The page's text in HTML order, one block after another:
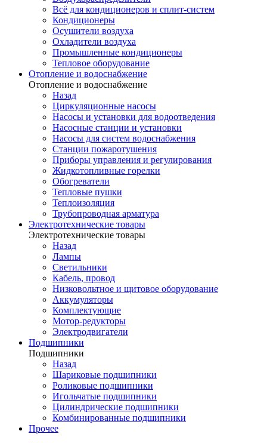
Всё для кондиционеров и сплит-систем
Кондиционеры
Осушители воздуха
Охладители воздуха
Промышленные кондиционеры
Тепловое оборудование
Отопление и водоснабжение
Отопление и водоснабжение
Назад
Циркуляционные насосы
Насосы и установки для водоотведения
Насосные станции и установки
Насосы для систем водоснабжения
Станции пожаротушения
Приборы управления и регулирования
Жидкотопливные горелки
Обогреватели
Тепловые пушки
Теплоизоляция
Трубопроводная арматура
Электротехнические товары
Электротехнические товары
Назад
Лампы
Светильники
Кабель, провод
Низковольтное и щитовое оборудование
Аккумуляторы
Комплектующие
Мотор-редукторы
Электродвигатели
Подшипники
Подшипники
Назад
Шариковые подшипники
Роликовые подшипники
Игольчатые подшипники
Цилиндрические подшипники
Комбинированные подшипники
Прочее